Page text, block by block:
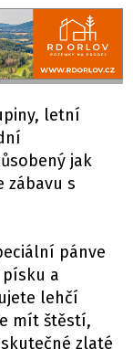
letní
jak
zábavu s
pánve
písku a
lehčí
mít štěstí,
zlaté